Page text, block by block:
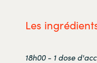
Les
18h00 - 1 dose